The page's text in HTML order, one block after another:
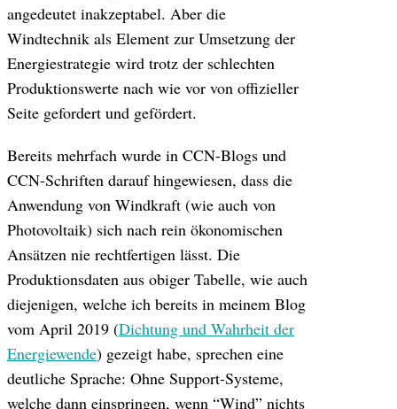
angedeutet inakzeptabel. Aber die
Windtechnik als Element zur Umsetzung der
Energiestrategie wird trotz der schlechten
Produktionswerte nach wie vor von offizieller
Seite gefordert und gefördert.
Bereits mehrfach wurde in CCN-Blogs und
CCN-Schriften darauf hingewiesen, dass die
Anwendung von Windkraft (wie auch von
Photovoltaik) sich nach rein ökonomischen
Ansätzen nie rechtfertigen lässt. Die
Produktionsdaten aus obiger Tabelle, wie auch
diejenigen, welche ich bereits in meinem Blog
vom April 2019 (Dichtung und Wahrheit der
Energiewende) gezeigt habe, sprechen eine
deutliche Sprache: Ohne Support-Systeme,
welche dann einspringen, wenn “Wind” nichts